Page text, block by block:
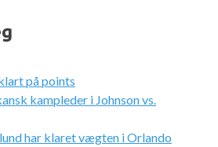
på points
kampleder i Johnson vs.
har klaret vægten i Orlando